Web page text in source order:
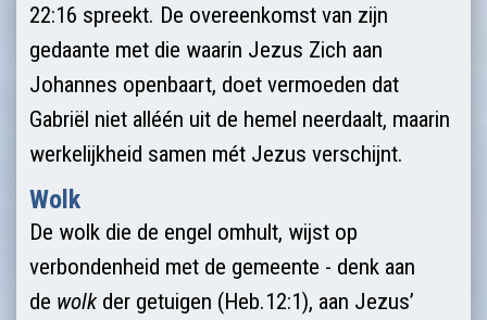
22:16 spreekt. De overeenkomst van zijn
gedaante met die waarin Jezus Zich aan
Johannes openbaart, doet vermoeden dat
Gabriël niet alléén uit de hemel neerdaalt, maarin
werkelijkheid samen mét Jezus verschijnt.
Wolk
De wolk die de engel omhult, wijst op
verbondenheid met de gemeente - denk aan
de wolkder getuigen (Heb.12:1), aan Jezus’